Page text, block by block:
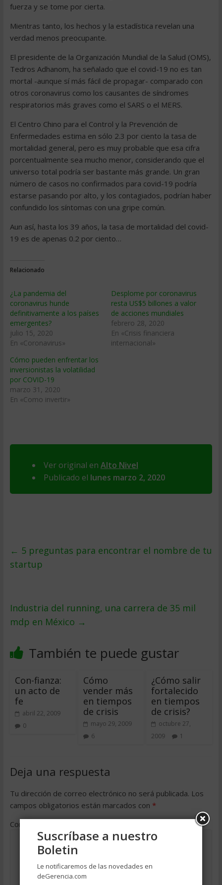
fuerza y se tome por cierta.
Mientras tanto, los hechos y la estadística revelan una
verdad menos preocupante.
El presidente de la Organización Mundial de la Salud (OMS),
Tedros Adhanom, ha señalado que el covid-19 no es tan
mortal -aunque sí más fácil de propagar- comparado con
otros coronavirus como los causantes de síndromes
respiratorios más graves como el SARS o el MERS.
El Centro Chino para el Control y la Prevención de
Enfermedades estima en sólo 2.3 por ciento la tasa de
mortalidad general, pero es muy probable que esa cifra
porcentualmente sea mucho menor, considerando que el
universo total podría ser bastante más grande. Un gran
número de casos no confirmados para covid-19 podría
estarse pasando por alto, y los contagiados, podrían haber
confundido los síntomas con una gripe común.
Aun así, hasta los 39 años, la tasa de mortalidad del covid-
19 es de apenas 0.2 por ciento…
Relacionado
¿La pandemia del
coronavirus hunde
definitivamente a los países
emergentes?
julio 15, 2020
En «Coronavirus»
Desplome por coronavirus
resta US$5 billones a valor
de acciones mundiales
febrero 28, 2020
En «Crisis financiera
internacional»
Cómo pueden enfrentar los
inversionistas la volatilidad
por COVID-19
marzo 31, 2020
En «Como invertir»
Ver original en Alto Nivel
Publicado el lunes marzo 2, 2020
← 5 preguntas para encontrar el nombre de tu
startup
Industria del running, una carrera de 35 mil
mdp en México →
También te puede gustar
Con-fianza:
un acto de
fe
abril 22, 2009
0
Cómo
vender más
en tiempos
de crisis
mayo 29, 2009
6
¿Cómo salir
fortalecido
en tiempos
de crisis?
octubre 27,
2009
1
Deja una respuesta
Tu dirección de correo electrónico no será publicada. Los
campos obligatorios están marcados con *
Comentario
Suscríbase a nuestro
Boletin
Le notificaremos de las novedades en
deGerencia.com